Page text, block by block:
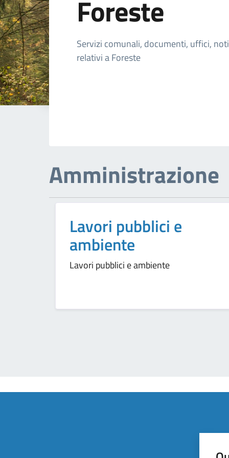
Foreste
Dettagli della
Servizi comunali, documenti, uffici,
relativi a Foreste
Amministrazione
Lavori pubblici e
ambiente
Lavori pubblici e ambiente